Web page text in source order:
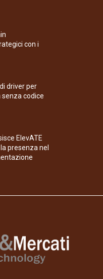
con i
driver per
codice
ElevATE
presenza nel